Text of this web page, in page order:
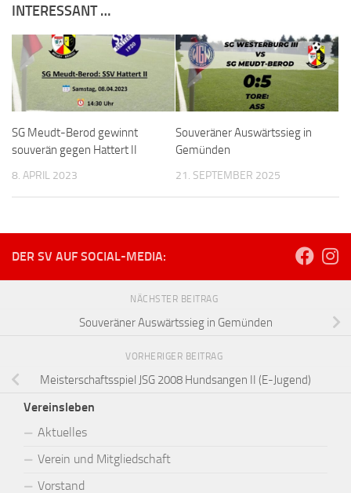
INTERESSANT …
SG Meudt-Berod gewinnt
souverän gegen Hattert II
8. APRIL 2023
Souveräner Auswärtssieg in
Gemünden
21. SEPTEMBER 2025
DER SV AUF SOCIAL-MEDIA:
NÄCHSTER BEITRAG
Souveräner Auswärtssieg in Gemünden
VORHERIGER BEITRAG
Meisterschaftsspiel JSG 2008 Hundsangen II (E-Jugend)
Vereinsleben
Aktuelles
Verein und Mitgliedschaft
Vorstand